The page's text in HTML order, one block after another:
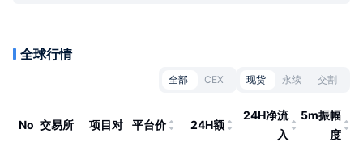
全球行情
全部 CEX 现货 永续 交割
No 交易所 项目对 平台价 24H额
24H净流
入
5m振幅
度